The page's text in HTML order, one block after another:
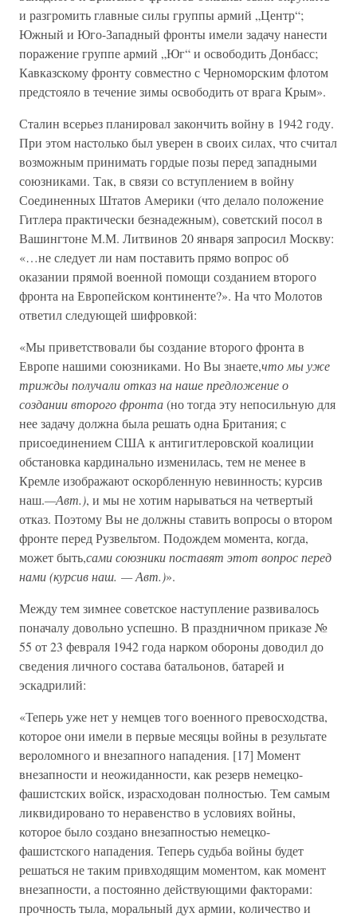
и разгромить главные силы группы армий „Центр“;
Южный и Юго-Западный фронты имели задачу нанести
поражение группе армий „Юг“ и освободить Донбасс;
Кавказскому фронту совместно с Черноморским флотом
предстояло в течение зимы освободить от врага Крым».
Сталин всерьез планировал закончить войну в 1942 году.
При этом настолько был уверен в своих силах, что считал
возможным принимать гордые позы перед западными
союзниками. Так, в связи со вступлением в войну
Соединенных Штатов Америки (что делало положение
Гитлера практически безнадежным), советский посол в
Вашингтоне М.М. Литвинов 20 января запросил Москву:
«…не следует ли нам поставить прямо вопрос об
оказании прямой военной помощи созданием второго
фронта на Европейском континенте?». На что Молотов
ответил следующей шифровкой:
«Мы приветствовали бы создание второго фронта в
Европе нашими союзниками. Но Вы знаете,что мы уже
трижды получали отказ на наше предложение о
создании второго фронта(но тогда эту непосильную для
нее задачу должна была решать одна Британия; с
присоединением США к антигитлеровской коалиции
обстановка кардинально изменилась, тем не менее в
Кремле изображают оскорбленную невинность; курсив
наш.—Авт.), и мы не хотим нарываться на четвертый
отказ. Поэтому Вы не должны ставить вопросы о втором
фронте перед Рузвельтом. Подождем момента, когда,
может быть,сами союзники поставят этот вопрос перед
нами (курсив наш. — Авт.)».
Между тем зимнее советское наступление развивалось
поначалу довольно успешно. В праздничном приказе №
55 от 23 февраля 1942 года нарком обороны доводил до
сведения личного состава батальонов, батарей и
эскадрилий:
«Теперь уже нет у немцев того военного превосходства,
которое они имели в первые месяцы войны в результате
вероломного и внезапного нападения. [17] Момент
внезапности и неожиданности, как резерв немецко-
фашистских войск, израсходован полностью. Тем самым
ликвидировано то неравенство в условиях войны,
которое было создано внезапностью немецко-
фашистского нападения. Теперь судьба войны будет
решаться не таким привходящим моментом, как момент
внезапности, а постоянно действующими факторами:
прочность тыла, моральный дух армии, количество и